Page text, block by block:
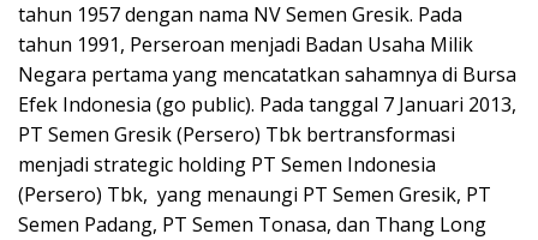
tahun 1957 dengan nama NV Semen Gresik. Pada
tahun 1991, Perseroan menjadi Badan Usaha Milik
Negara pertama yang mencatatkan sahamnya di Bursa
Efek Indonesia (go public). Pada tanggal 7 Januari 2013,
PT Semen Gresik (Persero) Tbk bertransformasi
menjadi strategic holding PT Semen Indonesia
(Persero) Tbk, yang menaungi PT Semen Gresik, PT
Semen Padang, PT Semen Tonasa, dan Thang Long